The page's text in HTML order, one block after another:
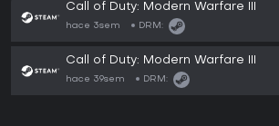
Call of Duty: Modern Warfare III
hace 3sem DRM:
Call of Duty: Modern Warfare III
hace 39sem DRM: